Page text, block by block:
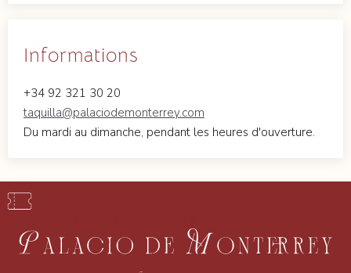
Informations
+34 92 321 30 20
taquilla@palaciodemonterrey.com
Du mardi au dimanche, pendant les heures d'ouverture.